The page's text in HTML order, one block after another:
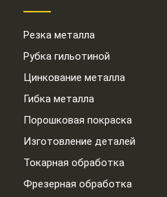
Резка металла
Рубка гильотиной
Цинкование металла
Гибка металла
Порошковая покраска
Изготовление деталей
Токарная обработка
Фрезерная обработка